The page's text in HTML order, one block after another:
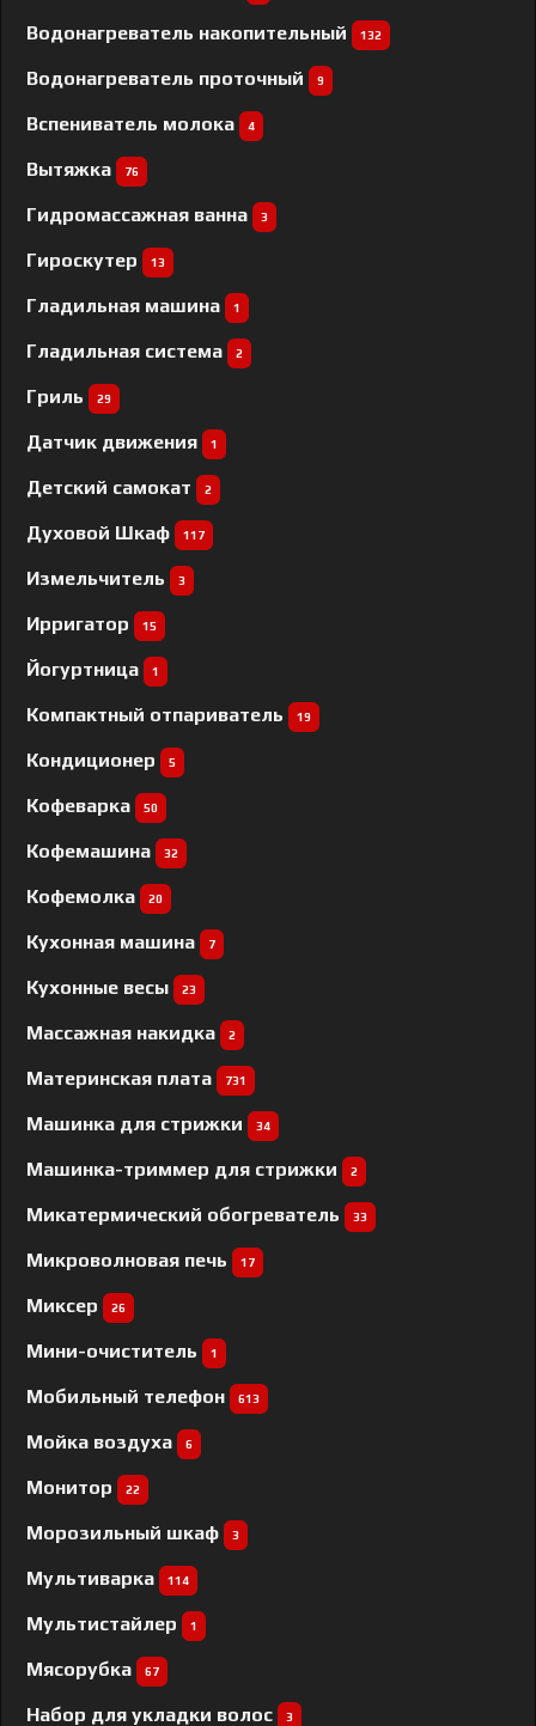
Водонагреватель накопительный 132
Водонагреватель проточный 9
Вспениватель молока 4
Вытяжка 76
Гидромассажная ванна 3
Гироскутер 13
Гладильная машина 1
Гладильная система 2
Гриль 29
Датчик движения 1
Детский самокат 2
Духовой Шкаф 117
Измельчитель 3
Ирригатор 15
Йогуртница 1
Компактный отпариватель 19
Кондиционер 5
Кофеварка 50
Кофемашина 32
Кофемолка 20
Кухонная машина 7
Кухонные весы 23
Массажная накидка 2
Материнская плата 731
Машинка для стрижки 34
Машинка-триммер для стрижки 2
Микатермический обогреватель 33
Микроволновая печь 17
Миксер 26
Мини-очиститель 1
Мобильный телефон 613
Мойка воздуха 6
Монитор 22
Морозильный шкаф 3
Мультиварка 114
Мультистайлер 1
Мясорубка 67
Набор для укладки волос 3